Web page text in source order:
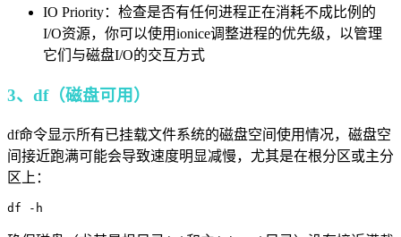
IO Priority：检查是否有任何进程正在消耗不成比例的
I/O资源，你可以使用ionice调整进程的优先级，以管理
它们与磁盘I/O的交互方式
3、df（磁盘可用）
df命令显示所有已挂载文件系统的磁盘空间使用情况，磁盘空
间接近跑满可能会导致速度明显减慢，尤其是在根分区或主分
区上：
df -h